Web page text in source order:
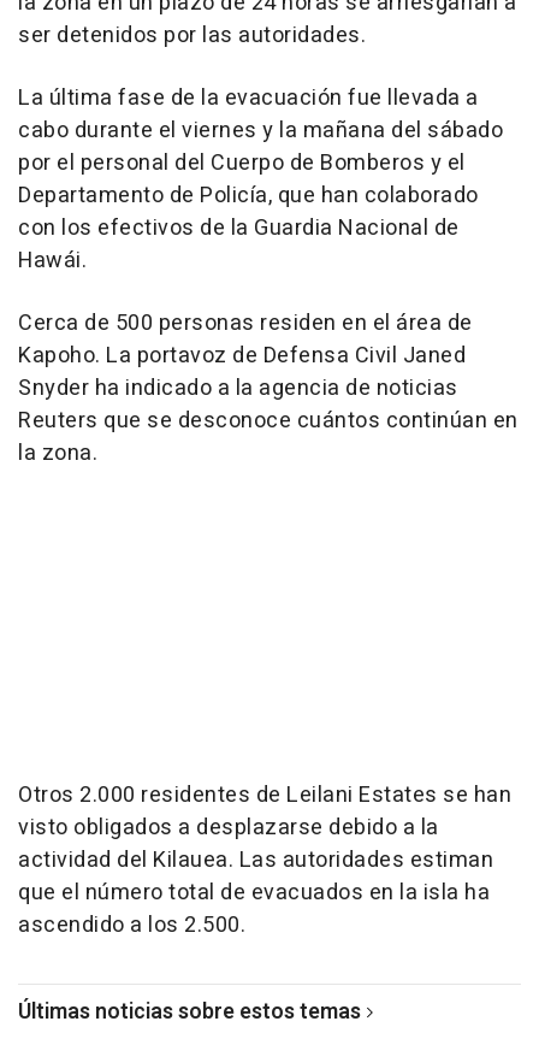
ser detenidos por las autoridades.
La última fase de la evacuación fue llevada a
cabo durante el viernes y la mañana del sábado
por el personal del Cuerpo de Bomberos y el
Departamento de Policía, que han colaborado
con los efectivos de la Guardia Nacional de
Hawái.
Cerca de 500 personas residen en el área de
Kapoho. La portavoz de Defensa Civil Janed
Snyder ha indicado a la agencia de noticias
Reuters que se desconoce cuántos continúan en
la zona.
Otros 2.000 residentes de Leilani Estates se han
visto obligados a desplazarse debido a la
actividad del Kilauea. Las autoridades estiman
que el número total de evacuados en la isla ha
ascendido a los 2.500.
Últimas noticias sobre estos temas